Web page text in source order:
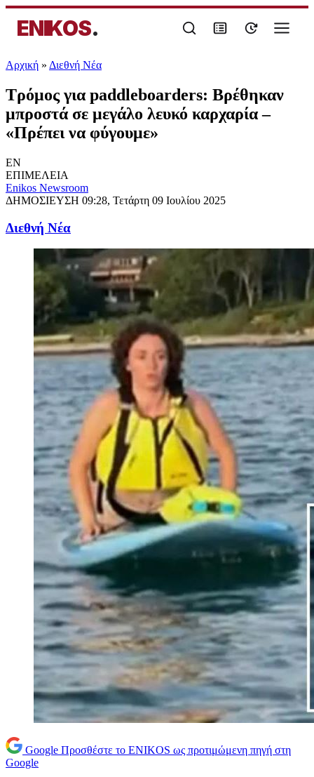
ENIKOS.
Αρχική » Διεθνή Νέα
Τρόμος για paddleboarders: Βρέθηκαν
μπροστά σε μεγάλο λευκό καρχαρία –
«Πρέπει να φύγουμε»
EN
ΕΠΙΜΕΛΕΙΑ
Enikos Newsroom
ΔΗΜΟΣΙΕΥΣΗ 09:28, Τετάρτη 09 Ιουλίου 2025
Διεθνή Νέα
Google Προσθέστε το ENIKOS ως προτιμώμενη πηγή στη
Google